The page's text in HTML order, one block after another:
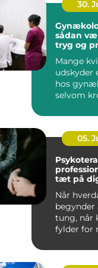
30.
sådan
tryg og
Mange
udskyder
hos
selvom
noget er...
05.
tæt på
Når
begynder
tung, når
fylder for
spænd...